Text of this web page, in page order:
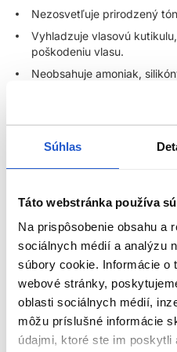
Súhlas
Táto webstránka používa
Na prispôsobenie obsahu a
sociálnych médií a analýzu
súbory cookie. Informácie o
webové stránky,
oblasti sociálnych médií,
môžu príslušné informácie
údajmi, ktoré ste im
Nezosvetľuje prirodzený
Vyhladzuje vlasovú
poškodeniu vlasu.
Neobsahuje amoniak,
Postavená na Balanced
Vhodná na farbenie,
vyrovnávanie farby bez
zintenzívnenie výsledku.
Dostupná v prirodzených,
ako farebný booster.
Balanced Ph Technology:
Táto unikátna technológia
Parametre